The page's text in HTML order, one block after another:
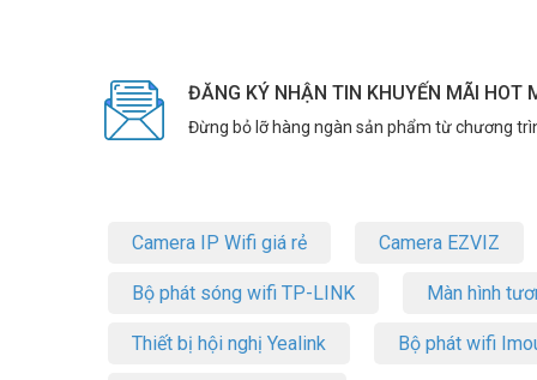
ĐĂNG KÝ NHẬN TIN KHUYẾN MÃI HOT
Đừng bỏ lỡ hàng ngàn sản phẩm từ chương
Camera IP Wifi giá rẻ Camera EZVIZ
Bộ phát sóng wifi TP-LINK Màn hình
Thiết bị hội nghị Yealink Bộ phát wifi